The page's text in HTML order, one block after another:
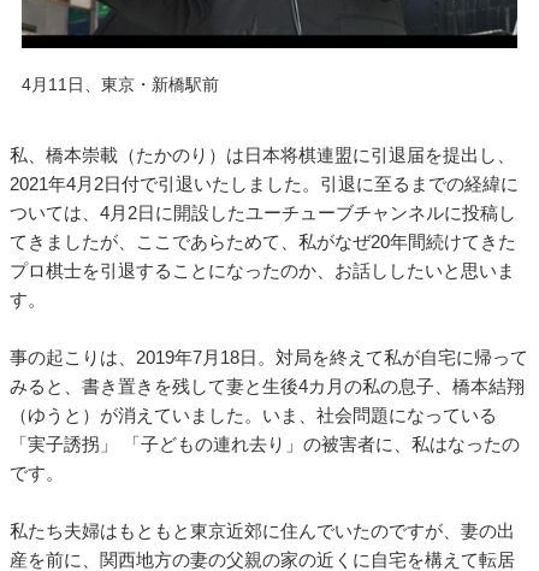
4月11日、東京・新橋駅前
私、橋本崇載（たかのり）は日本将棋連盟に引退届を提出し、
2021年4月2日付で引退いたしました。引退に至るまでの経緯に
ついては、4月2日に開設したユーチューブチャンネルに投稿し
てきましたが、ここであらためて、私がなぜ20年間続けてきた
プロ棋士を引退することになったのか、お話ししたいと思いま
す。
事の起こりは、2019年7月18日。対局を終えて私が自宅に帰って
みると、書き置きを残して妻と生後4カ月の私の息子、橋本結翔
（ゆうと）が消えていました。いま、社会問題になっている
「実子誘拐」 「子どもの連れ去り」の被害者に、私はなったの
です。
私たち夫婦はもともと東京近郊に住んでいたのですが、妻の出
産を前に、関西地方の妻の父親の家の近くに自宅を構えて転居